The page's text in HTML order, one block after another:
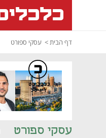
דף הבית עסקי ספורט
עסקי ספורט
כלכליסט
דיגיטל